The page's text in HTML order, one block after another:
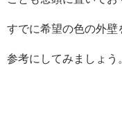
すでに希望の色の外
参考にしてみましょう